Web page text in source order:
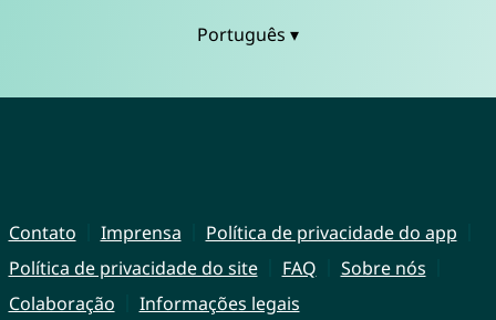
Português ▾
Contato Imprensa
Política de privacidade do app
Política de privacidade do site
FAQ
Sobre nós
Colaboração
Informações legais